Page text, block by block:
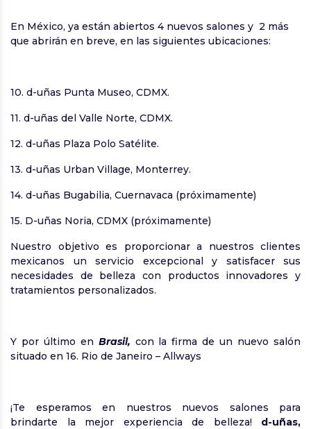
En México, ya están abiertos 4 nuevos salones y 2 más
que abrirán en breve, en las siguientes ubicaciones:
10. d-uñas Punta Museo, CDMX.
11. d-uñas del Valle Norte, CDMX.
12. d-uñas Plaza Polo Satélite.
13. d-uñas Urban Village, Monterrey.
14. d-uñas Bugabilia, Cuernavaca (próximamente)
15. D-uñas Noria, CDMX (próximamente)
Nuestro objetivo es proporcionar a nuestros clientes
mexicanos un servicio excepcional y satisfacer sus
necesidades de belleza con productos innovadores y
tratamientos personalizados.
Y por último en Brasil, con la firma de un nuevo salón
situado en 16. Rio de Janeiro – Allways
¡Te esperamos en nuestros nuevos salones para
brindarte la mejor experiencia de belleza! d-uñas,